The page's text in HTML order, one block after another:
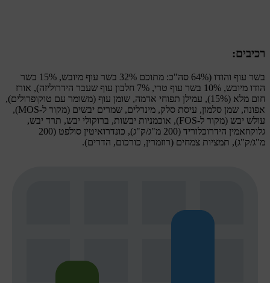
רכיבים:
בשר עוף והודו (64% סה"כ: מתוכם 32% בשר עוף מיובש, 15% בשר
הודו מיובש, 10% בשר עוף טרי, 7% חלבון עוף שעבר הידרוליזה), אורז
חום מלא (15%), עמילן תפוחי אדמה, שומן עוף (משומר עם טוקופרולים),
אפונה, שמן סלמון, עיסת סלק, מינרלים, שמרים יבשים (מקור ל-MOS),
עולש יבש (מקור ל-FOS), אוכמניות יבשות, ברוקולי יבש, תרד יבש,
גלוקוזאמין הידרוכלוריד (200 מ"ג/ק"ג), כונדרואיטין סולפט (200
מ"ג/ק"ג), תמציות צמחים (רוזמרין, כורכום, הדרים).